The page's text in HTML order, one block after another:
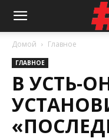
Домой Главное
ГЛАВНОЕ
В УСТЬ-